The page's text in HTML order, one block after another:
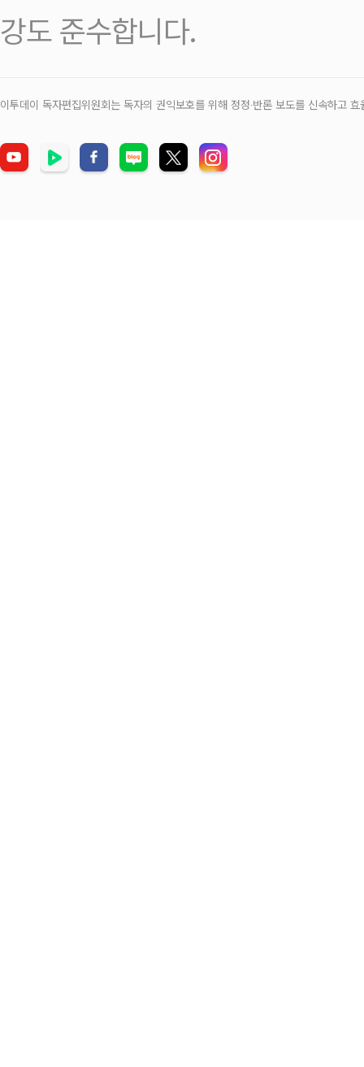
강도 준수합니다.
이투데이 독자편집위원회는 독자의 권익보호를 위해 정정‧반론 보도를 신속하고